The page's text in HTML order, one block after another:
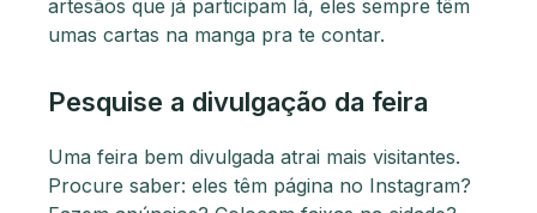
artesãos que já participam lá, eles sempre têm
umas cartas na manga pra te contar.
Pesquise a divulgação da feira
Uma feira bem divulgada atrai mais visitantes.
Procure saber: eles têm página no Instagram?